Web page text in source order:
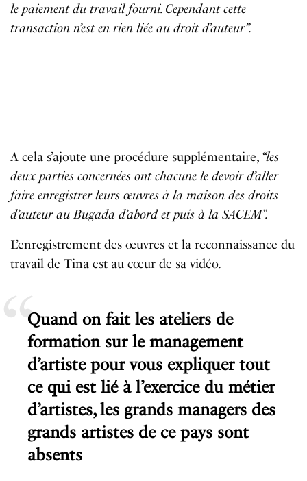
le paiement du travail fourni. Cependant cette
transaction n’est en rien liée au droit d’auteur”.
A cela s’ajoute une procédure supplémentaire, “les
deux parties concernées ont chacune le devoir d’aller
faire enregistrer leurs œuvres à la maison des droits
d’auteur au Bugada d’abord et puis à la SACEM”.
L’enregistrement des œuvres et la reconnaissance du
travail de Tina est au cœur de sa vidéo.
Quand on fait les ateliers de
formation sur le management
d’artiste pour vous expliquer tout
ce qui est lié à l’exercice du métier
d’artistes, les grands managers des
grands artistes de ce pays sont
absents